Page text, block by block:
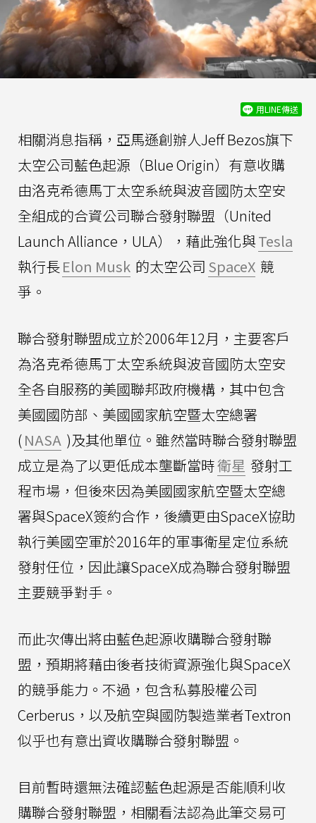
用LINE傳送
相關消息指稱，亞馬遜創辦人Jeff Bezos旗下
太空公司藍色起源（Blue Origin）有意收購
由洛克希德馬丁太空系統與波音國防太空安
全組成的合資公司聯合發射聯盟（United
Launch Alliance，ULA），藉此強化與Tesla
執行長Elon Musk 的太空公司 SpaceX 競
爭。
聯合發射聯盟成立於2006年12月，主要客戶
為洛克希德馬丁太空系統與波音國防太空安
全各自服務的美國聯邦政府機構，其中包含
美國國防部、美國國家航空暨太空總署
(NASA )及其他單位。雖然當時聯合發射聯盟
成立是為了以更低成本壟斷當時衛星 發射工
程市場，但後來因為美國國家航空暨太空總
署與SpaceX簽約合作，後續更由SpaceX協助
執行美國空軍於2016年的軍事衛星定位系統
發射任位，因此讓SpaceX成為聯合發射聯盟
主要競爭對手。
而此次傳出將由藍色起源收購聯合發射聯
盟，預期將藉由後者技術資源強化與SpaceX
的競爭能力。不過，包含私募股權公司
Cerberus，以及航空與國防製造業者Textron
似乎也有意出資收購聯合發射聯盟。
目前暫時還無法確認藍色起源是否能順利收
購聯合發射聯盟，相關看法認為此筆交易可